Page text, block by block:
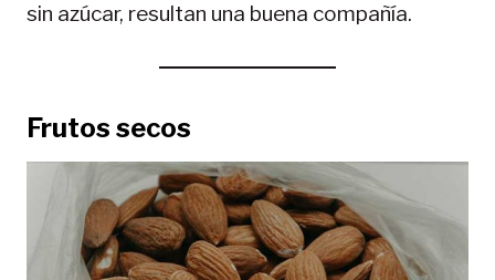
sin azúcar, resultan una buena compañía.
Frutos secos